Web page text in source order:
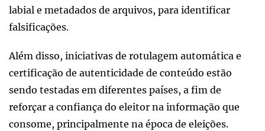
labial e metadados de arquivos, para identificar
falsificações.
Além disso, iniciativas de rotulagem automática e
certificação de autenticidade de conteúdo estão
sendo testadas em diferentes países, a fim de
reforçar a confiança do eleitor na informação que
consome, principalmente na época de eleições.